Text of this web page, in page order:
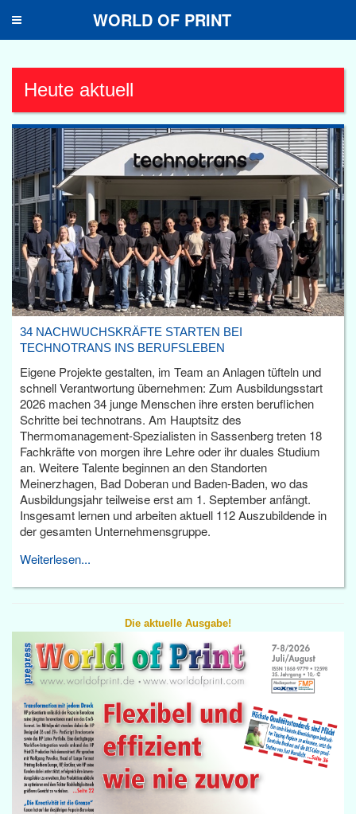
Toggle
WORLD OF PRINT
Heute aktuell
34 NACHWUCHSKRÄFTE STARTEN BEI
TECHNOTRANS INS BERUFSLEBEN
Eigene Projekte gestalten, im Team an Anlagen tüfteln und
schnell Verantwortung übernehmen: Zum Ausbildungsstart
2026 machen 34 junge Menschen ihre ersten beruflichen
Schritte bei technotrans. Am Hauptsitz des
Thermomanagement-Spezialisten in Sassenberg treten 18
Fachkräfte von morgen ihre Lehre oder ihr duales Studium
an. Weitere Talente beginnen an den Standorten
Meinerzhagen, Bad Doberan und Baden-Baden, wo das
Ausbildungsjahr teilweise erst am 1. September anfängt.
Insgesamt lernen und arbeiten aktuell 112 Auszubildende in
der gesamten Unternehmensgruppe.
Weiterlesen...
Die aktuelle Ausgabe!